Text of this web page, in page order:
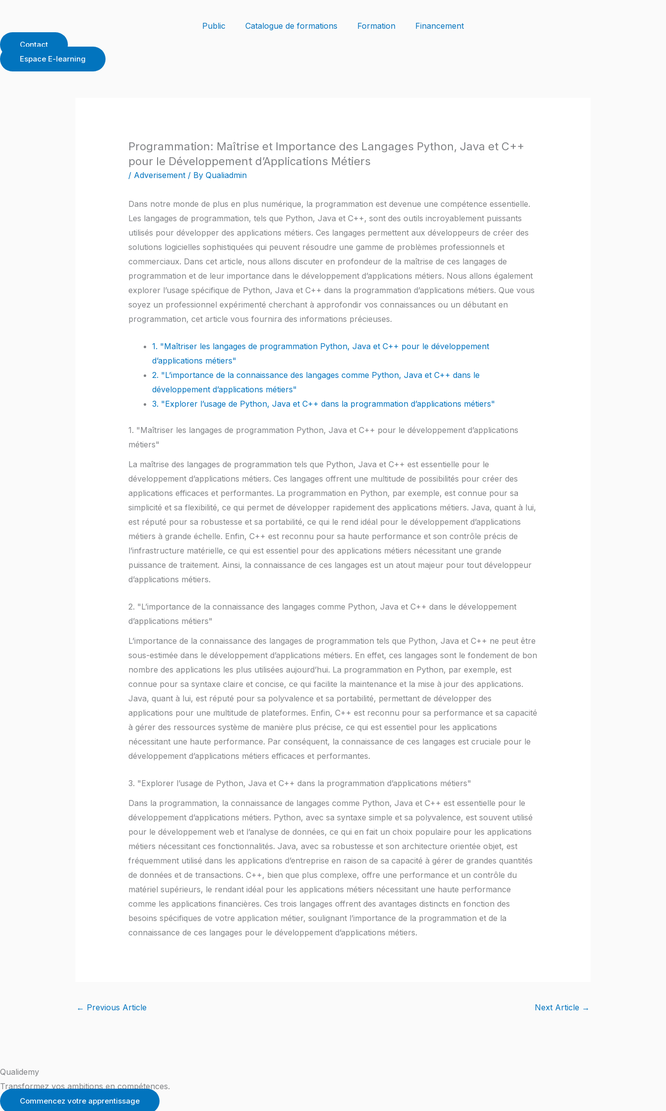
content
Public Catalogue de formations Formation Financement
Contact
Espace E-learning
Programmation: Maîtrise et Importance des Langages Python, Java et C++
pour le Développement d’Applications Métiers
/ Adverisement/ By Qualiadmin
Dans notre monde de plus en plus numérique, la programmation est devenue une compétence essentielle.
Les langages de programmation, tels que Python, Java et C++, sont des outils incroyablement puissants
utilisés pour développer des applications métiers. Ces langages permettent aux développeurs de créer des
solutions logicielles sophistiquées qui peuvent résoudre une gamme de problèmes professionnels et
commerciaux. Dans cet article, nous allons discuter en profondeur de la maîtrise de ces langages de
programmation et de leur importance dans le développement d’applications métiers. Nous allons également
explorer l’usage spécifique de Python, Java et C++ dans la programmation d’applications métiers. Que vous
soyez un professionnel expérimenté cherchant à approfondir vos connaissances ou un débutant en
programmation, cet article vous fournira des informations précieuses.
1. "Maîtriser les langages de programmation Python, Java et C++ pour le développement
d’applications métiers"
2. "L’importance de la connaissance des langages comme Python, Java et C++ dans le
développement d’applications métiers"
3. "Explorer l’usage de Python, Java et C++ dans la programmation d’applications métiers"
1. "Maîtriser les langages de programmation Python, Java et C++ pour le développement d’applications
métiers"
La maîtrise des langages de programmation tels que Python, Java et C++ est essentielle pour le
développement d’applications métiers. Ces langages offrent une multitude de possibilités pour créer des
applications efficaces et performantes. La programmation en Python, par exemple, est connue pour sa
simplicité et sa flexibilité, ce qui permet de développer rapidement des applications métiers. Java, quant à lui,
est réputé pour sa robustesse et sa portabilité, ce qui le rend idéal pour le développement d’applications
métiers à grande échelle. Enfin, C++ est reconnu pour sa haute performance et son contrôle précis de
l’infrastructure matérielle, ce qui est essentiel pour des applications métiers nécessitant une grande
puissance de traitement. Ainsi, la connaissance de ces langages est un atout majeur pour tout développeur
d’applications métiers.
2. "L’importance de la connaissance des langages comme Python, Java et C++ dans le développement
d’applications métiers"
L’importance de la connaissance des langages de programmation tels que Python, Java et C++ ne peut être
sous-estimée dans le développement d’applications métiers. En effet, ces langages sont le fondement de bon
nombre des applications les plus utilisées aujourd’hui. La programmation en Python, par exemple, est
connue pour sa syntaxe claire et concise, ce qui facilite la maintenance et la mise à jour des applications.
Java, quant à lui, est réputé pour sa polyvalence et sa portabilité, permettant de développer des
applications pour une multitude de plateformes. Enfin, C++ est reconnu pour sa performance et sa capacité
à gérer des ressources système de manière plus précise, ce qui est essentiel pour les applications
nécessitant une haute performance. Par conséquent, la connaissance de ces langages est cruciale pour le
développement d’applications métiers efficaces et performantes.
3. "Explorer l’usage de Python, Java et C++ dans la programmation d’applications métiers"
Dans la programmation, la connaissance de langages comme Python, Java et C++ est essentielle pour le
développement d’applications métiers. Python, avec sa syntaxe simple et sa polyvalence, est souvent utilisé
pour le développement web et l’analyse de données, ce qui en fait un choix populaire pour les applications
métiers nécessitant ces fonctionnalités. Java, avec sa robustesse et son architecture orientée objet, est
fréquemment utilisé dans les applications d’entreprise en raison de sa capacité à gérer de grandes quantités
de données et de transactions. C++, bien que plus complexe, offre une performance et un contrôle du
matériel supérieurs, le rendant idéal pour les applications métiers nécessitant une haute performance
comme les applications financières. Ces trois langages offrent des avantages distincts en fonction des
besoins spécifiques de votre application métier, soulignant l’importance de la programmation et de la
connaissance de ces langages pour le développement d’applications métiers.
← Previous Article Next Article →
Qualidemy
Transformez vos ambitions en compétences.
Commencez votre apprentissage